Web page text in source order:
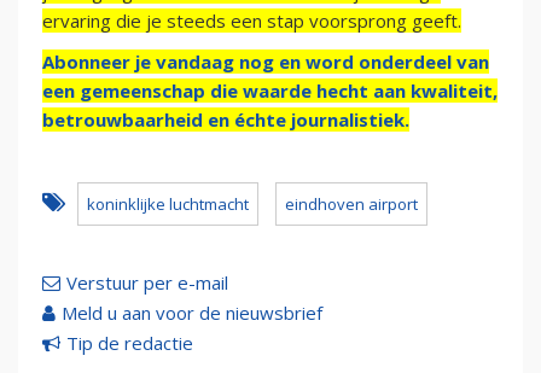
ervaring die je steeds een stap voorsprong geeft.
Abonneer je vandaag nog en word onderdeel van
een gemeenschap die waarde hecht aan kwaliteit,
betrouwbaarheid en échte journalistiek.
koninklijke luchtmacht eindhoven airport
Verstuur per e-mail
Meld u aan voor de nieuwsbrief
Tip de redactie